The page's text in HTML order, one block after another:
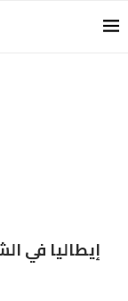
إيطاليا في